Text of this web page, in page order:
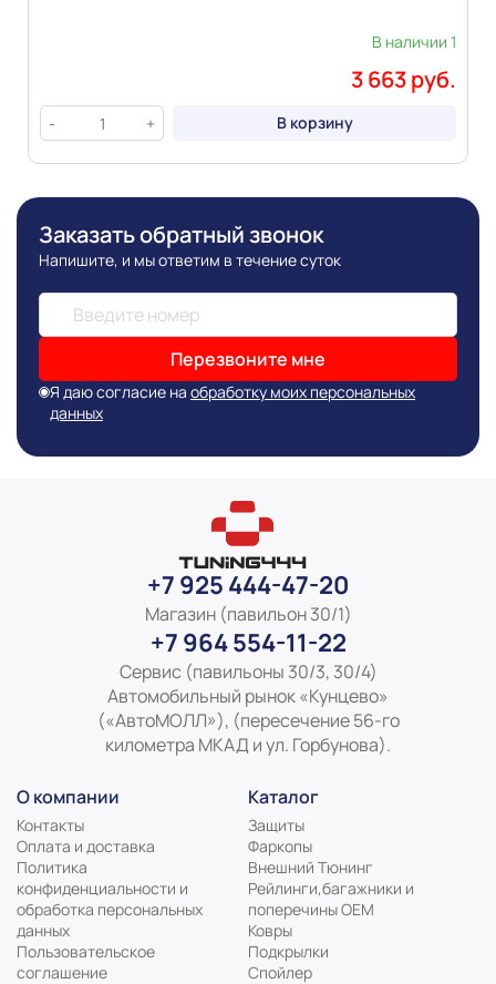
В наличии 1
3 663 руб.
- + В корзину
Заказать обратный звонок
Напишите, и мы ответим в течение суток
Перезвоните мне
Я даю согласие на обработку моих персональных
данных
+7 925 444-47-20
Магазин (павильон 30/1)
+7 964 554-11-22
Сервис (павильоны 30/3, 30/4)
Автомобильный рынок «Кунцево»
(«АвтоМОЛЛ»), (пересечение 56-го
километра МКАД и ул. Горбунова).
О компании
Контакты
Оплата и доставка
Политика
конфиденциальности и
обработка персональных
данных
Пользовательское
соглашение
Каталог
Защиты
Фаркопы
Внешний Тюнинг
Рейлинги,багажники и
поперечины ОЕМ
Ковры
Подкрылки
Спойлер